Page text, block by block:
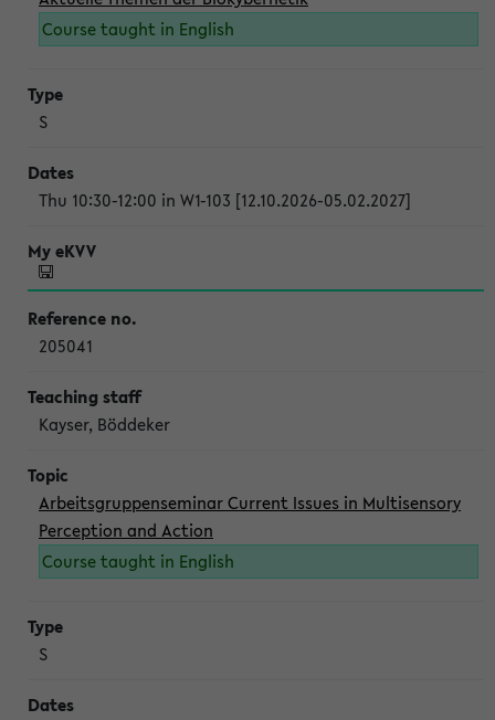
Course taught in English
S
Thu 10:30-12:00 in W1-103 [12.10.2026-05.02.2027]
205041
Kayser, Böddeker
Arbeitsgruppenseminar Current Issues in Multisensory
Perception and Action
Course taught in English
S